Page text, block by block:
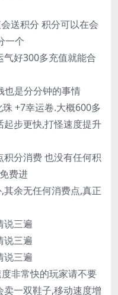
送积分 积分可以在会
一个
好300多充值就能合
也是分分钟的事情
+7幸运卷.大概600多
步更快,打怪速度提升
分消费 也没有任何积
费进
余无任何消费点,真正
说三遍
说三遍
说三遍
非常快的玩家请不要
一双鞋子,移动速度增